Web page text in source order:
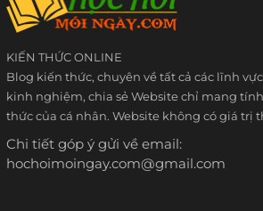
KIẾN THỨC ONLINE
Blog kiến thức, chuyên về tất cả các lĩnh
kinh nghiệm, chia sẻ Website chỉ mang
thức của cá nhân. Website không có giá trị
Chi tiết góp ý gửi về email:
hochoimoingay.com@gmail.com